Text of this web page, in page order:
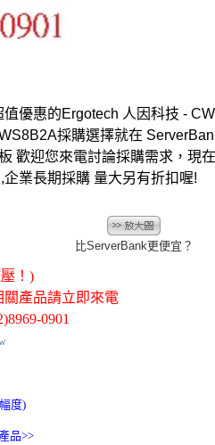
優惠的Ergotech 人因科技 -
採購選擇就在
歡迎您來電討論採購需求，現
業長期採購 量大另有折扣喔!
比ServerBank更便宜？
！)
關產品請立即來電
0901
度)
產品>>